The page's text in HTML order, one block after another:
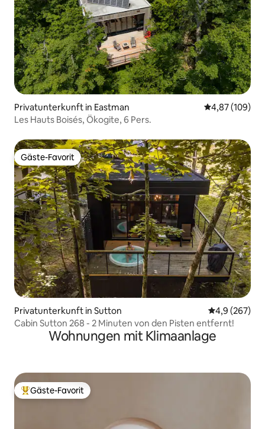
Privatunterkunft in Eastman
4,87 (109)
Les Hauts Boisés, Ökogite, 6 Pers.
Gäste-Favorit
Gäste-Favorit
Privatunterkunft in Sutton
4,9 (267)
Cabin Sutton 268 - 2 Minuten von den Pisten entfernt!
Wohnungen mit Klimaanlage
Beliebter Gäste-Favorit.
Gäste-Favorit